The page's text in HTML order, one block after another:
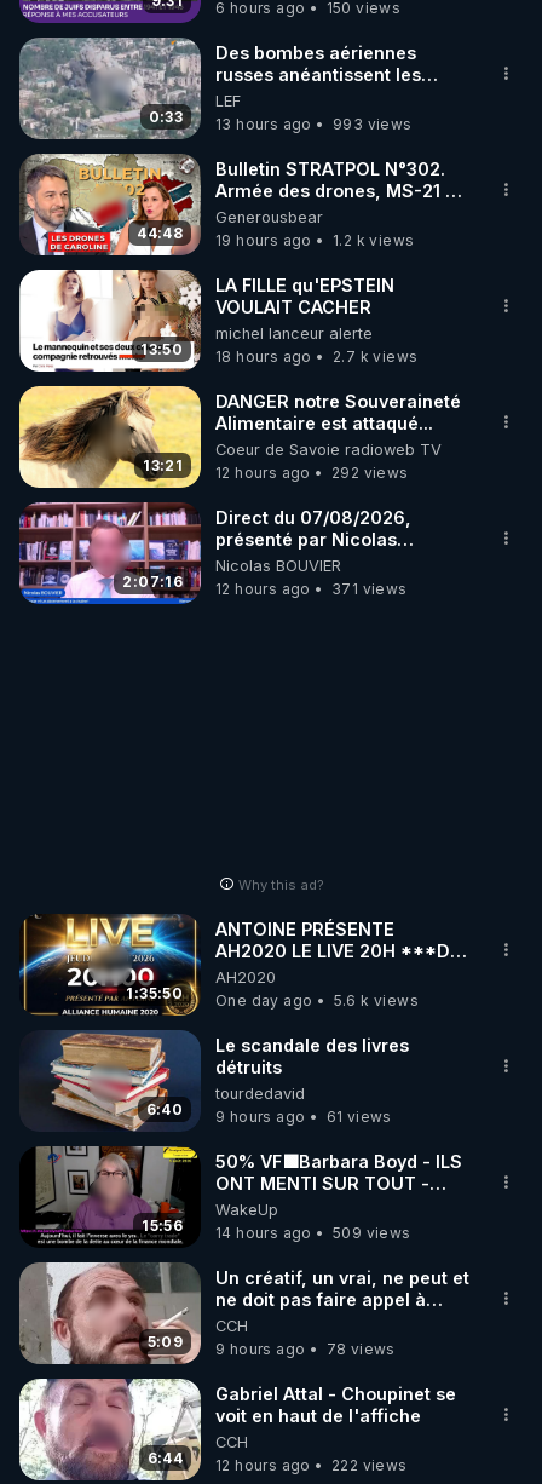
code : REGENERE10
▶ 30 jours gratuit sur l’application de méditation et
de bien-être ENVOL :
Rendez-vous sur https://www.envol.app/code
le code : REGENERE
6 hours ago
150 views
0:33
Des bombes aériennes
russes anéantissent les
centres de contrôle de
drones de 3 brigades
ukrainienne
LEF
13 hours ago
993 views
44:48
Bulletin STRATPOL N°302.
Armée des drones, MS-21 en
série, missiles coréens.
07.08.2026.
Generousbear
19 hours ago
1.2 k views
13:50
LA FILLE qu'EPSTEIN
VOULAIT CACHER
michel lanceur alerte
18 hours ago
2.7 k views
13:21
DANGER notre Souveraineté
Alimentaire est attaqué...
Coeur de Savoie radioweb TV
12 hours ago
292 views
2:07:16
Direct du 07/08/2026,
présenté par Nicolas
BOUVIER
Nicolas BOUVIER
12 hours ago
371 views
Why this ad?
1:35:50
ANTOINE PRÉSENTE
AH2020 LE LIVE 20H ***DU
06/08/2026***
AH2020
One day ago
5.6 k views
6:40
Le scandale des livres
détruits
tourdedavid
9 hours ago
61 views
15:56
50% VF🟩Barbara Boyd - ILS
ONT MENTI SUR TOUT -
Jocelyne Traduction
WakeUp
14 hours ago
509 views
5:09
Un créatif, un vrai, ne peut et
ne doit pas faire appel à
l'intelligence artificielle
CCH
9 hours ago
78 views
6:44
Gabriel Attal - Choupinet se
voit en haut de l'affiche
CCH
12 hours ago
222 views